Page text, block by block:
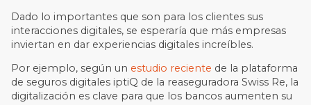
Dado lo importantes que son para los clientes sus
interacciones digitales, se esperaría que más empresas
inviertan en dar experiencias digitales increíbles.
Por ejemplo, según un estudio reciente de la plataforma
de seguros digitales iptiQ de la reaseguradora Swiss Re, la
digitalización es clave para que los bancos aumenten su